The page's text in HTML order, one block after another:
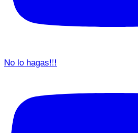
No lo hagas!!!